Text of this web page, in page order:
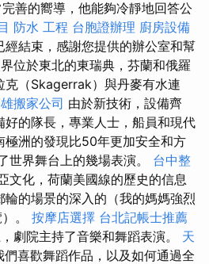
善的嚮導，他能夠冷靜地回答公
防水 工程 台胞證辦理 廚房設備
結束，感謝您提供的辦公室和幫
位於東北的東瑞典，芬蘭和俄羅
克（Skagerrak）與丹麥有水連
搬家公司 由於新技術，設備齊
的隊長，專業人士，船員和現代
極洲的發現比50年更加安全和方
世界舞台上的幾場表演。 台中整
文化，荷蘭美國線的歷史的信息
的場景的深入的（我的媽媽強烈
。 按摩店選擇 台北記帳士推薦
劇院主持了音樂和舞蹈表演。 天
們喜歡舞蹈作品，以及如何通過全